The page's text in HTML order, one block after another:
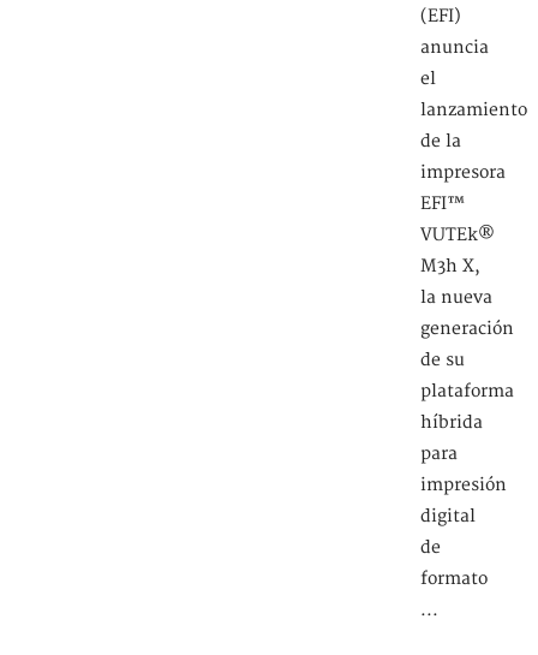
(EFI)
anuncia
el
lanzamiento
de la
impresora
EFI™
VUTEk®
M3h X,
la nueva
generación
de su
plataforma
híbrida
para
impresión
digital
de
formato
...